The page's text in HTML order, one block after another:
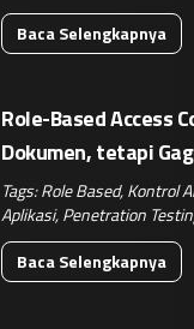
Baca Selengkapnya
Role-Based Access
Dokumen, tetapi
Nyata
Tags:Role Based,Kontrol
Aplikasi,Penetration
Baca Selengkapnya